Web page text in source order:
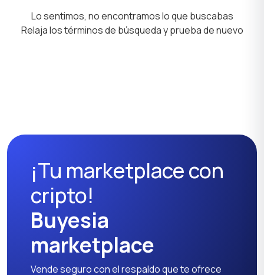
Lo sentimos, no encontramos lo que buscabas
Relaja los términos de búsqueda y prueba de nuevo
¡Tu marketplace con
cripto!
Buyesia
marketplace
Vende seguro con el respaldo que te ofrece